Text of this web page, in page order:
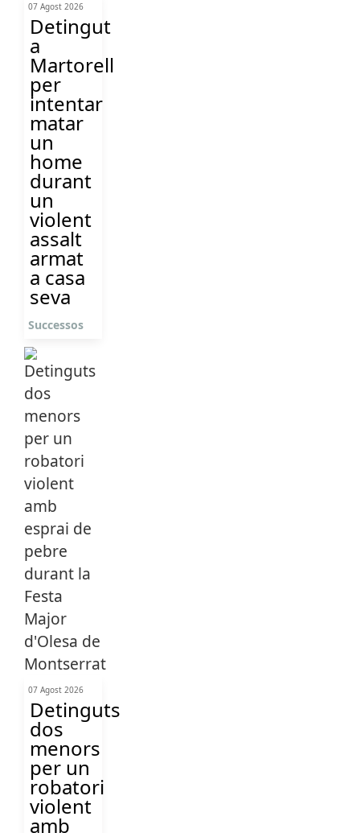
07 Agost 2026
Detingut
a
Martorell
per
intentar
matar
un
home
durant
un
violent
assalt
armat
a casa
seva
Successos
07 Agost 2026
Detinguts
dos
menors
per un
robatori
violent
amb